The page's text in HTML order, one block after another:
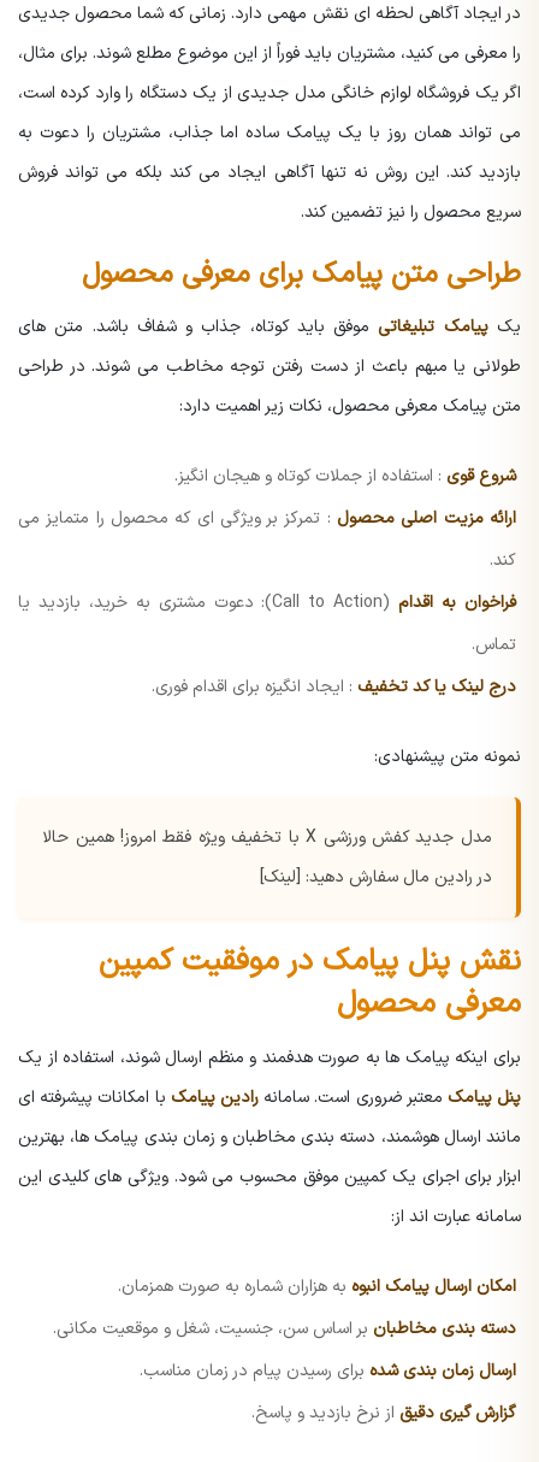
در ایجاد آگاهی لحظه ای نقش مهمی دارد. زمانی که شما محصول جدیدی
را معرفی می کنید، مشتریان باید فوراً از این موضوع مطلع شوند. برای مثال،
اگر یک فروشگاه لوازم خانگی مدل جدیدی از یک دستگاه را وارد کرده است،
می تواند همان روز با یک پیامک ساده اما جذاب، مشتریان را دعوت به
بازدید کند. این روش نه تنها آگاهی ایجاد می کند بلکه می تواند فروش
سریع محصول را نیز تضمین کند.
طراحی متن پیامک برای معرفی محصول
یکپیامک تبلیغاتیموفق باید کوتاه، جذاب و شفاف باشد. متن های
طولانی یا مبهم باعث از دست رفتن توجه مخاطب می شوند. در طراحی
متن پیامک معرفی محصول، نکات زیر اهمیت دارد:
شروع قوی : استفاده از جملات کوتاه و هیجان انگیز.
ارائه مزیت اصلی محصول: تمرکز بر ویژگی ای که محصول را متمایز می
کند.
فراخوان به اقدام
(Call to Action): دعوت مشتری به خرید، بازدید یا
تماس.
درج لینک یا کد تخفیف : ایجاد انگیزه برای اقدام فوری.
نمونه متن پیشنهادی:
مدل جدید کفش ورزشی X با تخفیف ویژه فقط امروز! همین حالا
در رادین مال سفارش دهید: [لینک]
نقش پنل پیامک در موفقیت کمپین
معرفی محصول
برای اینکه پیامک ها به صورت هدفمند و منظم ارسال شوند، استفاده از یک
پنل پیامک معتبر ضروری است. سامانه رادین پیامک با امکانات پیشرفته ای
مانند ارسال هوشمند، دسته بندی مخاطبان و زمان بندی پیامک ها، بهترین
ابزار برای اجرای یک کمپین موفق محسوب می شود. ویژگی های کلیدی این
سامانه عبارت اند از:
امکان ارسال پیامک انبوه به هزاران شماره به صورت همزمان.
دسته بندی مخاطبان بر اساس سن، جنسیت، شغل و موقعیت مکانی.
ارسال زمان بندی شده برای رسیدن پیام در زمان مناسب.
گزارش گیری دقیق از نرخ بازدید و پاسخ.